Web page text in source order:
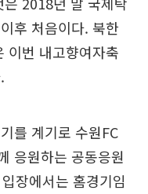
후 처음이다. 북한
이번 내고향여자축
를 계기로 수원FC
응원하는 공동응원
장에서는 홈경기임